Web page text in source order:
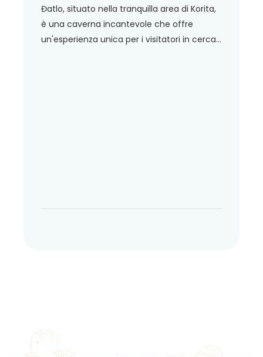
Đatlo, situato nella tranquilla area di Korita,
è una caverna incantevole che offre
un'esperienza unica per i visitatori in cerca...